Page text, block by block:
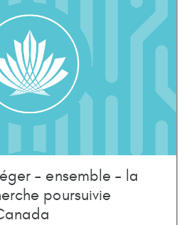
– ensemble – la
poursuivie